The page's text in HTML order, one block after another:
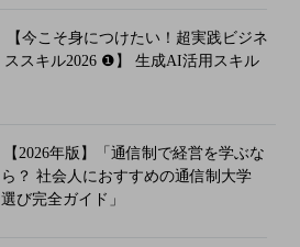
【今こそ身につけたい！超実践ビジネ
ススキル2026 ❶】 生成AI活用スキル
【2026年版】「通信制で経営を学ぶな
ら？ 社会人におすすめの通信制大学
選び完全ガイド」